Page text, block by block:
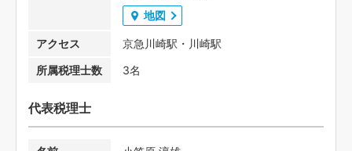
地図
アクセス
京急川崎駅・川崎駅
所属税理士数
3名
代表税理士